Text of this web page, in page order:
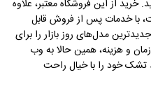
خرید از این فروشگاه معتبر، علاوه
با خدمات پس از فروش قابل
مدل‌های روز بازار را برای
و هزینه، همین حالا به وب
تشک خود را با خیال راحت